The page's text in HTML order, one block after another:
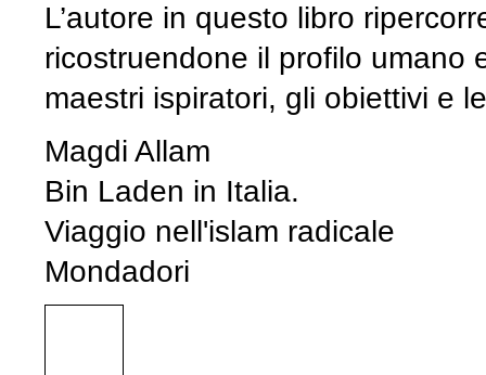
L’autore in questo libro
ricostruendone il profilo umano
maestri ispiratori, gli obiettivi e
Magdi Allam
Bin Laden in Italia.
Viaggio nell'islam radicale
Mondadori